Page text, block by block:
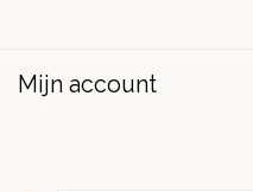
Mijn account